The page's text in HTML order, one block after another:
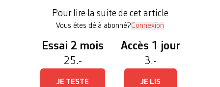
compagnie à bas prix Easyjet qui a plombé […]
Pour lire la suite de cet article
Vous êtes déjà abonné?Connexion
Essai 2 mois
25.-
JE TESTE
Accès 1 jour
3.-
JE LIS